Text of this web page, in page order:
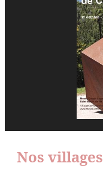
Nos villages